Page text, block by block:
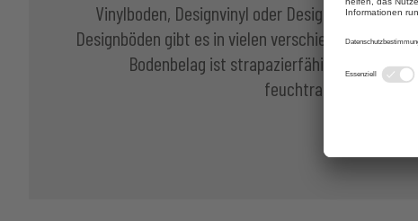
Vinylboden, Designvinyl oder Designboden – ein
Designböden gibt es in vielen verschiedenen
Bodenbelag ist strapazierfähig,
feuchtraumgeeignet.